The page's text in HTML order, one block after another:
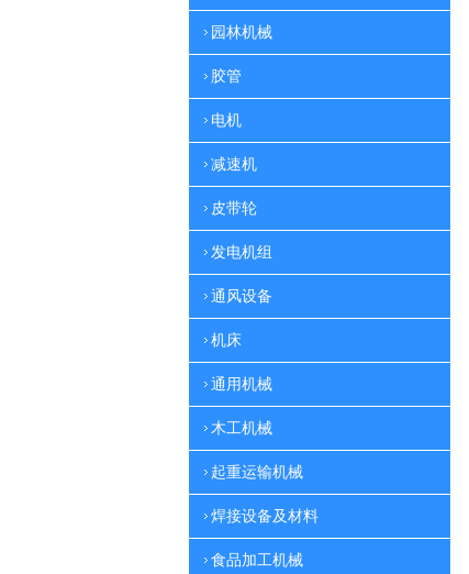
园林机械
胶管
电机
减速机
皮带轮
发电机组
通风设备
机床
通用机械
木工机械
起重运输机械
焊接设备及材料
食品加工机械